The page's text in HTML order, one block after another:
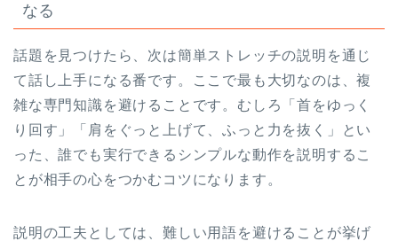
なる
話題を見つけたら、次は簡単ストレッチの説明を通じ
て話し上手になる番です。ここで最も大切なのは、複
雑な専門知識を避けることです。むしろ「首をゆっく
り回す」「肩をぐっと上げて、ふっと力を抜く」とい
った、誰でも実行できるシンプルな動作を説明するこ
とが相手の心をつかむコツになります。
説明の工夫としては、難しい用語を避けることが挙げ